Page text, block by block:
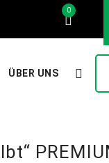
0
ÜBER UNS